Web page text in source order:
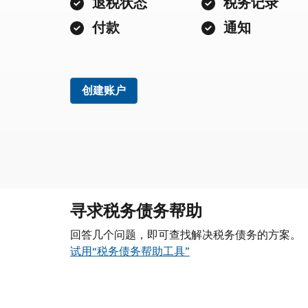
付款
通知
创建账户
寻求税务债务帮助
回答几个问题，即可查找解决税务债务的方案。
试用“税务债务帮助工具”